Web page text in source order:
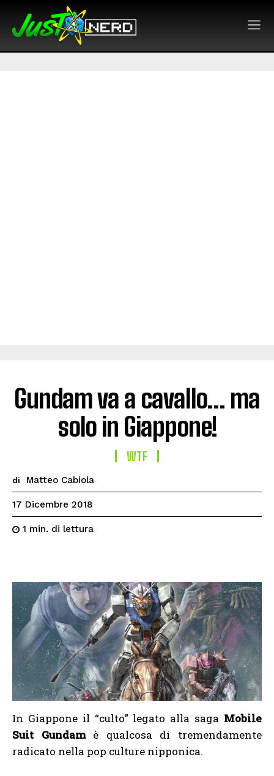
Gundam va a cavallo… ma
solo in Giappone!
WTF
di Matteo Cabiola
17 Dicembre 2018
1 min. di lettura
In Giappone il “culto” legato alla saga Mobile
Suit Gundamè qualcosa di tremendamente
radicato nella pop culture nipponica.